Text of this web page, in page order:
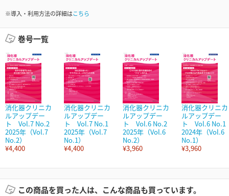
※導入・利用方法の詳細はこちら
巻号一覧
消化器クリニカ
ルアップデー
ト Vol.7 No.2
2025年（Vol.7
No.2）
¥4,400
消化器クリニカ
ルアップデー
ト Vol.7 No.1
2025年（Vol.7
No.1）
¥4,400
消化器クリニカ
ルアップデー
ト Vol.6 No.2
2025年（Vol.6
No.2）
¥3,960
消化器クリニカ
ルアップデー
ト Vol.6 No.1
2024年（Vol.6
No.1）
¥3,960
この商品を買った人は、こんな商品も買っています。